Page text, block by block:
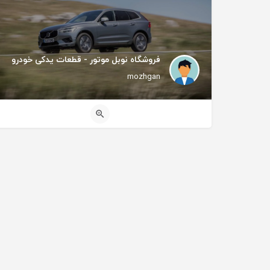
فروشگاه نوبل موتور - قطعات یدکی خودرو
mozhgan